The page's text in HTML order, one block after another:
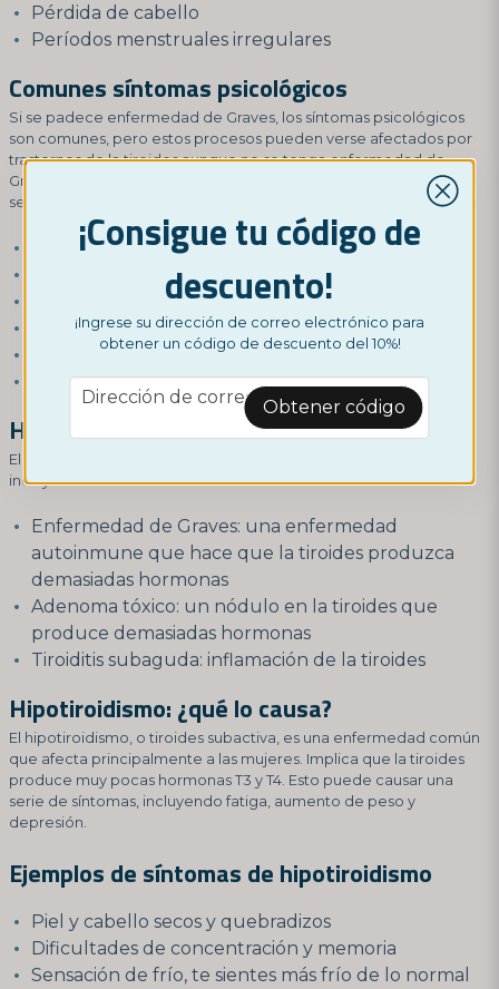
Pérdida de cabello
Períodos menstruales irregulares
Comunes síntomas psicológicos
Si se padece enfermedad de Graves, los síntomas psicológicos
son comunes, pero estos procesos pueden verse afectados por
trastornos de la tiroides aunque no se tenga enfermedad de
Graves. Las enfermedades tiroideas también pueden causar una
serie de síntomas psicológicos, como:
Ansiedad
Dificultad para concentrarse
Cambios de humor
Nerviosismo
Hipertiroidismo, ¿qué hay detrás?
El hipertiroidismo puede ser causado por varios factores,
incluyendo:
Enfermedad de Graves: una enfermedad
autoinmune que hace que la tiroides produzca
demasiadas hormonas
Adenoma tóxico: un nódulo en la tiroides que
produce demasiadas hormonas
Tiroiditis subaguda: inflamación de la tiroides
Hipotiroidismo: ¿qué lo causa?
El hipotiroidismo, o tiroides subactiva, es una enfermedad común
que afecta principalmente a las mujeres. Implica que la tiroides
produce muy pocas hormonas T3 y T4. Esto puede causar una
serie de síntomas, incluyendo fatiga, aumento de peso y
depresión.
Ejemplos de síntomas de hipotiroidismo
Piel y cabello secos y quebradizos
Dificultades de concentración y memoria
Sensación de frío, te sientes más frío de lo normal
¡Consigue tu código de
descuento!
¡Ingrese su dirección de correo electrónico para
obtener un código de descuento del 10%!
email
Dirección de correo electrónico
Obtener código